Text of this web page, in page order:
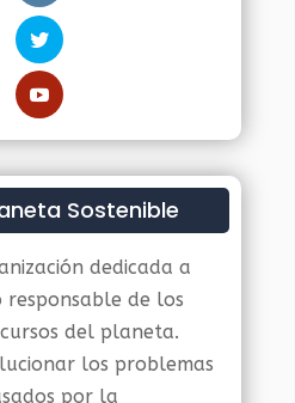
Sostenible
dedicada a
de los
del planeta.
los problemas
por la